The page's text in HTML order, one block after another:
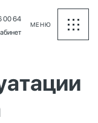
00 64
МЕНЮ